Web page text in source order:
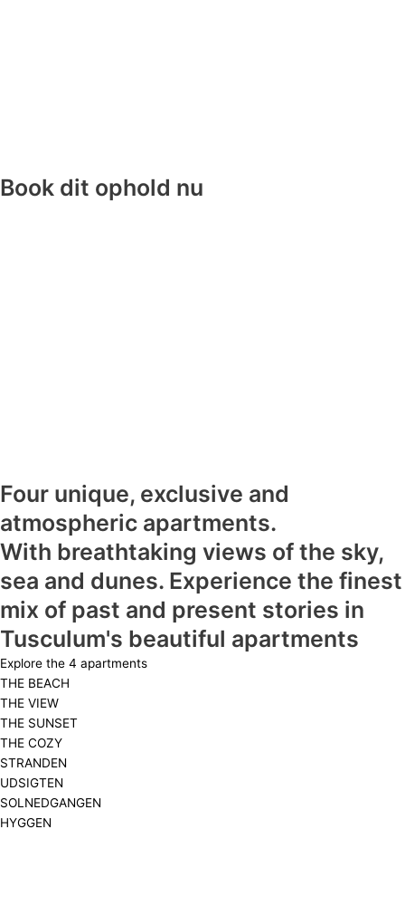
Book dit ophold nu
Four unique, exclusive and
atmospheric apartments.
With breathtaking views of the sky,
sea and dunes. Experience the finest
mix of past and present stories in
Tusculum's beautiful apartments
Explore the 4 apartments
THE BEACH
THE VIEW
THE SUNSET
THE COZY
STRANDEN
UDSIGTEN
SOLNEDGANGEN
HYGGEN